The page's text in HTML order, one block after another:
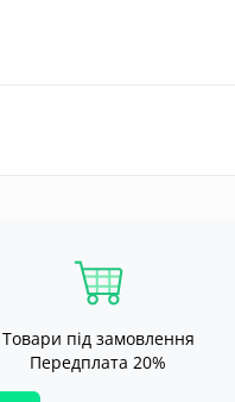
Товари під замовлення
Передплата 20%